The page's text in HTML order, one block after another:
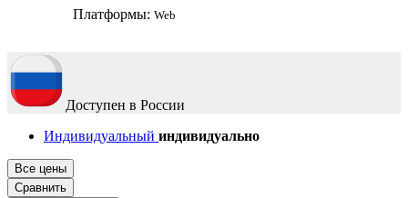
Платформы: Web
Доступен в России
Индивидуальный индивидуально
Все цены
Сравнить